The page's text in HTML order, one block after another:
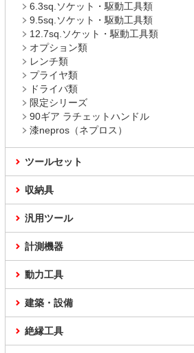
6.3sq.ソケット・駆動工具類
9.5sq.ソケット・駆動工具類
12.7sq.ソケット・駆動工具類
オプション類
レンチ類
プライヤ類
ドライバ類
限定シリーズ
90ギア ラチェットハンドル
漆nepros（ネプロス）
ツールセット
収納具
汎用ツール
計測機器
動力工具
建築・設備
絶縁工具